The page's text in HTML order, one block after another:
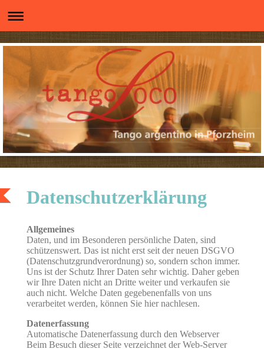
Datenschutzerklärung
Allgemeines
Daten, und im Besonderen persönliche Daten, sind
schützenswert. Das ist nicht erst seit der neuen DSGVO
(Datenschutzgrundverordnung) so, sondern schon immer.
Uns ist der Schutz Ihrer Daten sehr wichtig. Daher geben
wir Ihre Daten nicht an Dritte weiter und verkaufen sie
auch nicht. Welche Daten gegebenenfalls von uns
verarbeitet werden, können Sie hier nachlesen.
Datenerfassung
Automatische Datenerfassung durch den Webserver
Beim Besuch dieser Seite verzeichnet der Web-Server